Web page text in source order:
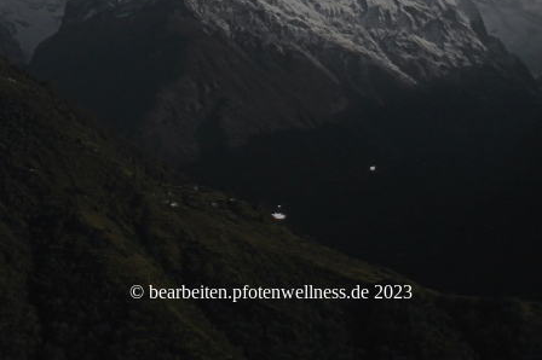
© bearbeiten.pfotenwellness.de 2023